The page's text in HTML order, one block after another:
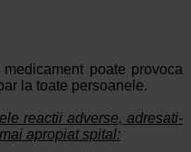
poate provoca
la toate persoanele.
reactii adverse, adresati-
apropiat spital: